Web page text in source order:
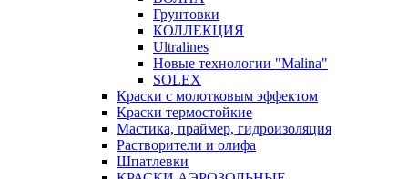
Грунтовки
КОЛЛЕКЦИЯ
Ultralines
Новые технологии "Malina"
SOLEX
Краски с молотковым эффектом
Краски термостойкие
Мастика, праймер, гидроизоляция
Растворители и олифа
Шпатлевки